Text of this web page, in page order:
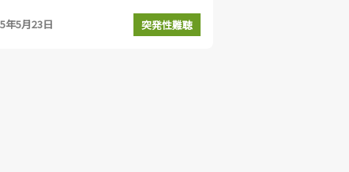
年5月23日 突発性難聴